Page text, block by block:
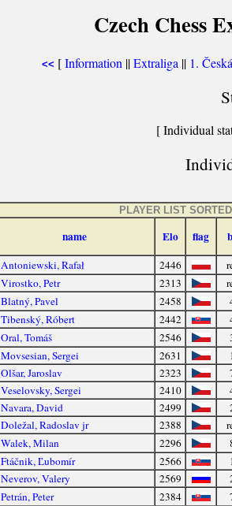
Czech Chess
<< [Information ||Extraliga || 1.
[ Individual
PLAYER LIST
name Elo flag
Antoniewski, Rafał 2446
Virostko, Petr 2313
Blatný, Pavel 2458
Tibenský, Róbert 2442
Oral, Tomáš 2546
Movsesian, Sergei 2631
Olšar, Jaroslav
2323
Veselovsky, Sergei 2410
Navara, David 2499
Doležal, Radoslav jr
2388
Walek, Milan
2296
Ftáčnik, Ľubomír 2566
Neverov, Valery 2569
Petrán, Peter 2384